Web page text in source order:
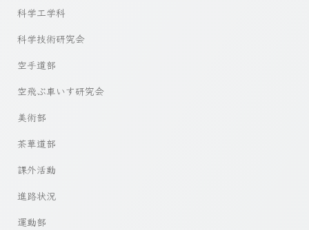
科学工学科
科学技術研究会
空手道部
空飛ぶ車いす研究会
美術部
茶華道部
課外活動
進路状況
運動部